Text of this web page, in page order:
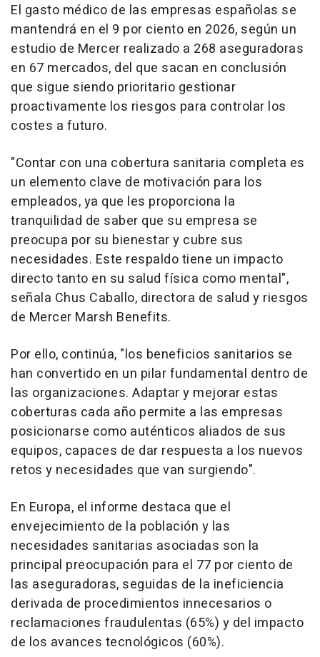
El gasto médico de las empresas españolas se
mantendrá en el 9 por ciento en 2026, según un
estudio de Mercer realizado a 268 aseguradoras
en 67 mercados, del que sacan en conclusión
que sigue siendo prioritario gestionar
proactivamente los riesgos para controlar los
costes a futuro.
"Contar con una cobertura sanitaria completa es
un elemento clave de motivación para los
empleados, ya que les proporciona la
tranquilidad de saber que su empresa se
preocupa por su bienestar y cubre sus
necesidades. Este respaldo tiene un impacto
directo tanto en su salud física como mental",
señala Chus Caballo, directora de salud y riesgos
de Mercer Marsh Benefits.
Por ello, continúa, "los beneficios sanitarios se
han convertido en un pilar fundamental dentro de
las organizaciones. Adaptar y mejorar estas
coberturas cada año permite a las empresas
posicionarse como auténticos aliados de sus
equipos, capaces de dar respuesta a los nuevos
retos y necesidades que van surgiendo".
En Europa, el informe destaca que el
envejecimiento de la población y las
necesidades sanitarias asociadas son la
principal preocupación para el 77 por ciento de
las aseguradoras, seguidas de la ineficiencia
derivada de procedimientos innecesarios o
reclamaciones fraudulentas (65%) y del impacto
de los avances tecnológicos (60%).